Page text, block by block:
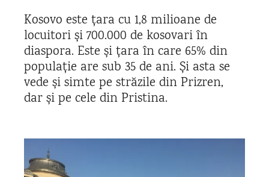
Kosovo este țara cu 1,8 milioane de
locuitori și 700.000 de kosovari în
diaspora. Este și țara în care 65% din
populație are sub 35 de ani. Și asta se
vede și simte pe străzile din Prizren,
dar și pe cele din Pristina.